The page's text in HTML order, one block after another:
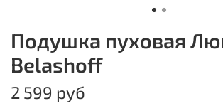
Подушка пуховая
Belashoff
2 599 руб